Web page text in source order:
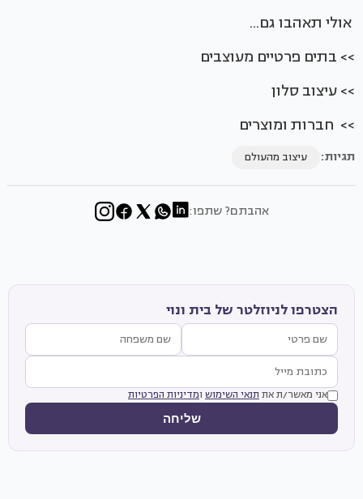
אולי תאהבו גם...
>> בתים פרטיים מעוצבים
>> עיצוב סלון
>> חברות ומוצרים
תגיות: עיצוב מהעולם
אהבתם? שתפו:
הצטרפו לניוזלטר של בית ונוי
אני מאשר/ת את תנאי השימוש ומדיניות הפרטיות
שליחה